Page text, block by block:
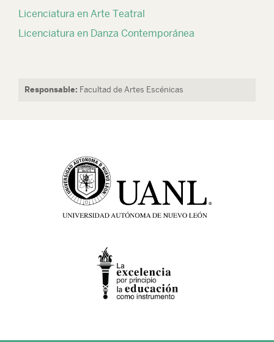
Licenciatura en Arte Teatral
Licenciatura en Danza Contemporánea
Responsable: Facultad de Artes Escénicas